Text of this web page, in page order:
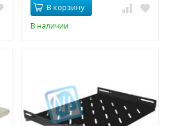
В корзину
В наличии